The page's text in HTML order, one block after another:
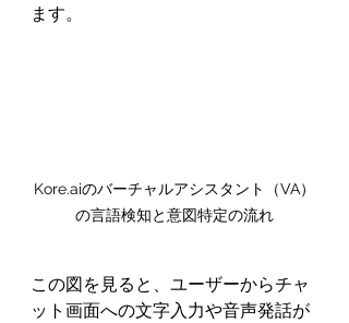
ます。
Kore.aiのバーチャルアシスタント（VA）
の言語検知と意図特定の流れ
この図を見ると、ユーザーからチャ
ット画面への文字入力や音声発話が